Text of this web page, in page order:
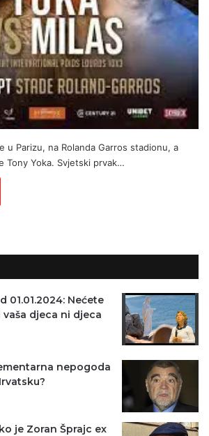
u Parizu, na Rolanda Garros stadionu, a
Tony Yoka. Svjetski prvak…
01.01.2024: Nećete
djeca ni djeca
nepogoda
je Zoran Šprajc ex